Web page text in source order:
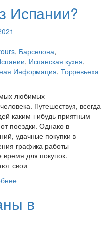
Испании?
, Барселона,
, Испанская кухня,
Информация, Торревьеха
любимых
Путешествуя, всегда
каким-нибудь приятным
поездки. Однако в
удачные покупки в
графика работы
время для покупок.
свои
в